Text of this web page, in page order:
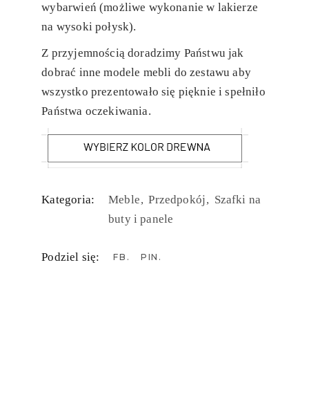
wybarwień (możliwe wykonanie w lakierze
na wysoki połysk).
Z przyjemnością doradzimy Państwu jak
dobrać inne modele mebli do zestawu aby
wszystko prezentowało się pięknie i spełniło
Państwa oczekiwania.
Kategoria: Meble Przedpokój Szafki na
buty i panele
Podziel się: FB PIN